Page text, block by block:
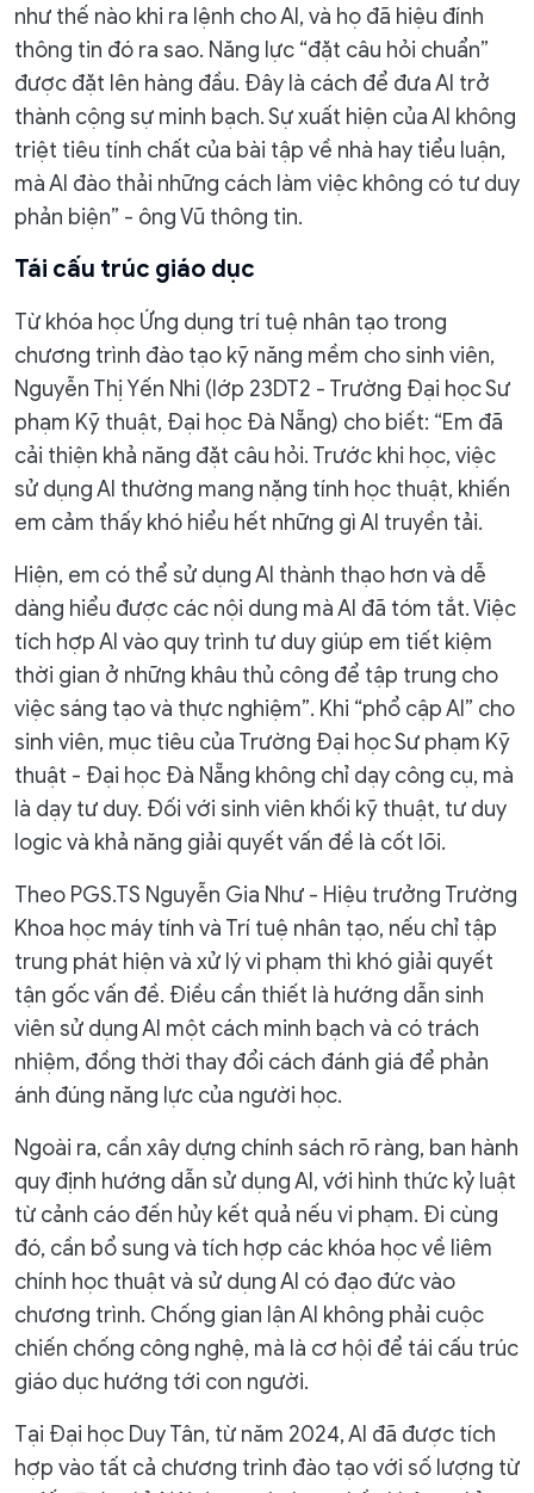
như thế nào khi ra lệnh cho AI, và họ đã hiệu đính
thông tin đó ra sao. Năng lực “đặt câu hỏi chuẩn”
được đặt lên hàng đầu. Đây là cách để đưa AI trở
thành cộng sự minh bạch. Sự xuất hiện của AI không
triệt tiêu tính chất của bài tập về nhà hay tiểu luận,
mà AI đào thải những cách làm việc không có tư duy
phản biện” - ông Vũ thông tin.
Tái cấu trúc giáo dục
Từ khóa học Ứng dụng trí tuệ nhân tạo trong
chương trình đào tạo kỹ năng mềm cho sinh viên,
Nguyễn Thị Yến Nhi (lớp 23DT2 - Trường Đại học Sư
phạm Kỹ thuật, Đại học Đà Nẵng) cho biết: “Em đã
cải thiện khả năng đặt câu hỏi. Trước khi học, việc
sử dụng AI thường mang nặng tính học thuật, khiến
em cảm thấy khó hiểu hết những gì AI truyền tải.
Hiện, em có thể sử dụng AI thành thạo hơn và dễ
dàng hiểu được các nội dung mà AI đã tóm tắt. Việc
tích hợp AI vào quy trình tư duy giúp em tiết kiệm
thời gian ở những khâu thủ công để tập trung cho
việc sáng tạo và thực nghiệm”. Khi “phổ cập AI” cho
sinh viên, mục tiêu của Trường Đại học Sư phạm Kỹ
thuật - Đại học Đà Nẵng không chỉ dạy công cụ, mà
là dạy tư duy. Đối với sinh viên khối kỹ thuật, tư duy
logic và khả năng giải quyết vấn đề là cốt lõi.
Theo PGS.TS Nguyễn Gia Như - Hiệu trưởng Trường
Khoa học máy tính và Trí tuệ nhân tạo, nếu chỉ tập
trung phát hiện và xử lý vi phạm thì khó giải quyết
tận gốc vấn đề. Điều cần thiết là hướng dẫn sinh
viên sử dụng AI một cách minh bạch và có trách
nhiệm, đồng thời thay đổi cách đánh giá để phản
ánh đúng năng lực của người học.
Ngoài ra, cần xây dựng chính sách rõ ràng, ban hành
quy định hướng dẫn sử dụng AI, với hình thức kỷ luật
từ cảnh cáo đến hủy kết quả nếu vi phạm. Đi cùng
đó, cần bổ sung và tích hợp các khóa học về liêm
chính học thuật và sử dụng AI có đạo đức vào
chương trình. Chống gian lận AI không phải cuộc
chiến chống công nghệ, mà là cơ hội để tái cấu trúc
giáo dục hướng tới con người.
Tại Đại học Duy Tân, từ năm 2024, AI đã được tích
hợp vào tất cả chương trình đào tạo với số lượng từ